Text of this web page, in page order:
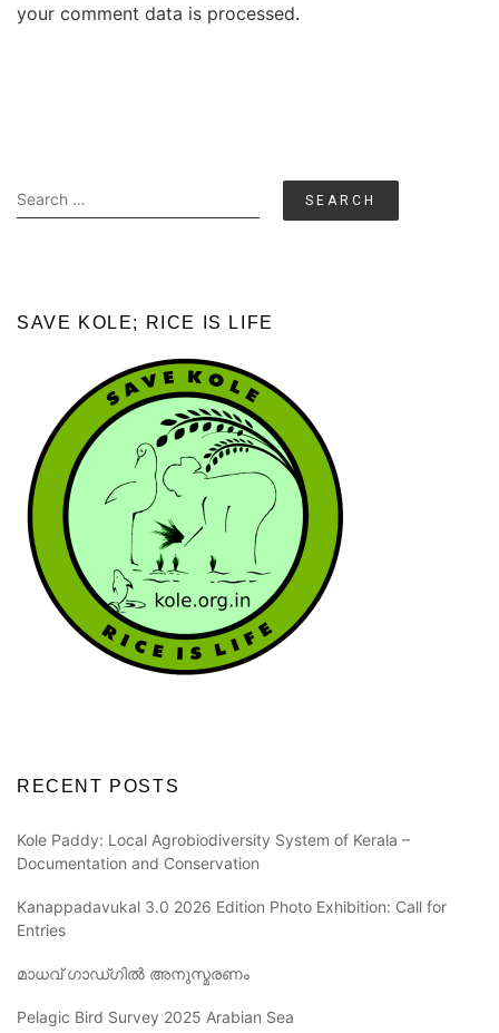
your comment data is processed.
Search
for:
SAVE KOLE; RICE IS LIFE
RECENT POSTS
Kole Paddy: Local Agrobiodiversity System of Kerala –
Documentation and Conservation
Kanappadavukal 3.0 2026 Edition Photo Exhibition: Call for
Entries
മാധവ് ഗാഡ്ഗിൽ അനുസ്മരണം
Pelagic Bird Survey 2025 Arabian Sea